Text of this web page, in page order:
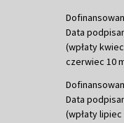
Data
(wpłaty
czerwiec 10
Data
(wpłaty